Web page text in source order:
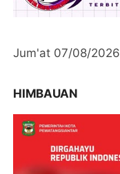
Jum'at 07/08/2026
HIMBAUAN